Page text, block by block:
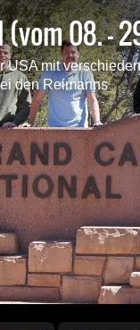
(vom 08. -
USA mit
den Reimanns